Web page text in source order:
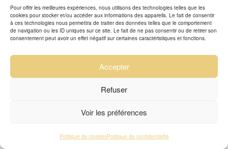
Pour offrir les meilleures expériences, nous utilisons des technologies telles que les
cookies pour stocker et/ou accéder aux informations des appareils. Le fait de consentir
à ces technologies nous permettra de traiter des données telles que le comportement
de navigation ou les ID uniques sur ce site. Le fait de ne pas consentir ou de retirer son
consentement peut avoir un effet négatif sur certaines caractéristiques et fonctions.
Accepter
Refuser
Voir les préférences
Politique de cookiesPolitique de confidentialité